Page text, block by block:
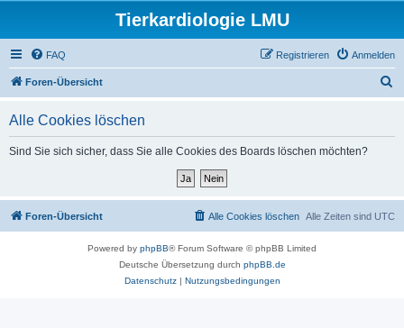
Tierkardiologie LMU
FAQ Anmelden
Registrieren
Foren-Übersicht
Alle Cookies löschen
Sind Sie sich sicher, dass Sie alle Cookies des Boards löschen möchten?
Foren-Übersicht Alle Zeiten sind UTC
Alle Cookies löschen
Powered by phpBB® Forum Software © phpBB Limited
Deutsche Übersetzung durch phpBB.de
Datenschutz| Nutzungsbedingungen